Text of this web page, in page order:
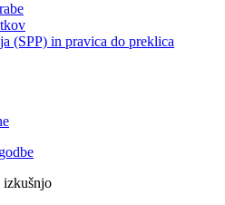
(SPP) in pravica do preklica
izkušnjo